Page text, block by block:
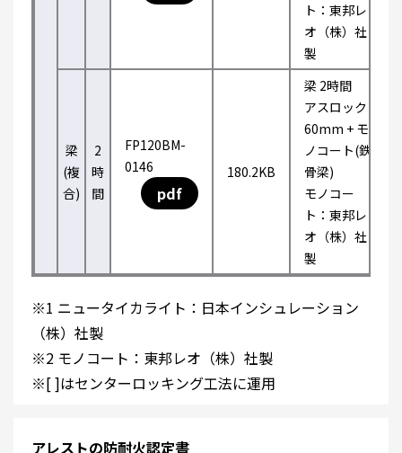
ト：東邦レ
オ（株）社
製
梁
(複
合)
2
時
間
FP120BM-
0146
pdf
180.2KB
梁 2時間
アスロック
60mm + モ
ノコート(鉄
骨梁)
モノコー
ト：東邦レ
オ（株）社
製
※1 ニュータイカライト：日本インシュレーション
（株）社製
※2 モノコート：東邦レオ（株）社製
※[ ]はセンターロッキング工法に運用
アレストの防耐火認定書